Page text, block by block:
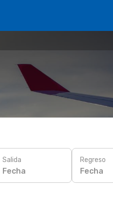
Salida
Fecha
Regreso
Fecha